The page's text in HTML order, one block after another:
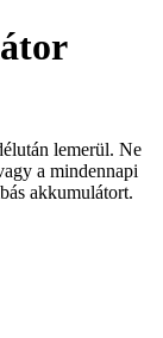
lemerül. Ne
a mindennapi
akkumulátort.